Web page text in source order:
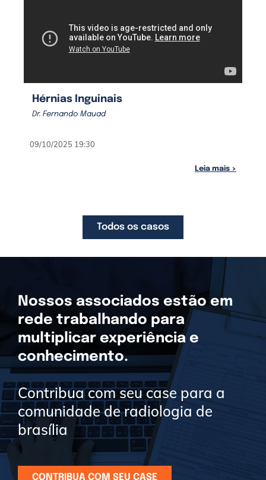
Hérnias Inguinais
Dr. Fernando Mauad
09/10/2025 19:30
Leia mais >
Todos os casos
Nossos associados estão em
rede trabalhando para
multiplicar experiência e
conhecimento.
Contribua com seu case para a
comunidade de radiologia de
brasília
CONTRIBUA COM SEU CASE